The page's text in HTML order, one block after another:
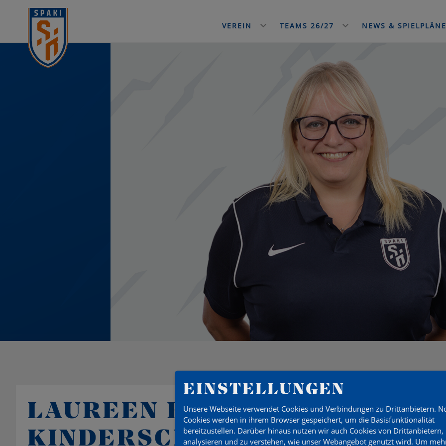
VEREIN TEAMS 26/27 NEWS &
LAUREEN BOULTON
KINDERSCHUTZ
EINSTELLUNGEN
Unsere Webseite verwendet Cookies und Verbindungen zu Drittanbietern.
Cookies werden in ihrem Browser gespeichert, um die Basisfunktionalität
bereitzustellen. Darüber hinaus nutzen wir auch Cookies von Drittanbietern,
analysieren und zu verstehen, wie unser Webangebot genutzt wird. Um